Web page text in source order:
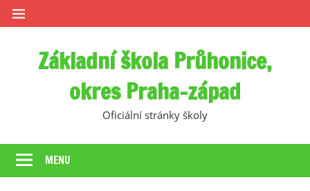
Skip
to
Základní škola Průhonice,
okres Praha-západ
Oficiální stránky školy
MENU